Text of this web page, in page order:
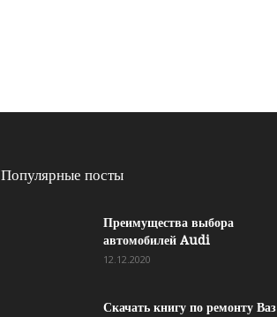
Популярные посты
Преимущества выбора
автомобилей Audi
12.12.2020
Скачать книгу по ремонту Ваз